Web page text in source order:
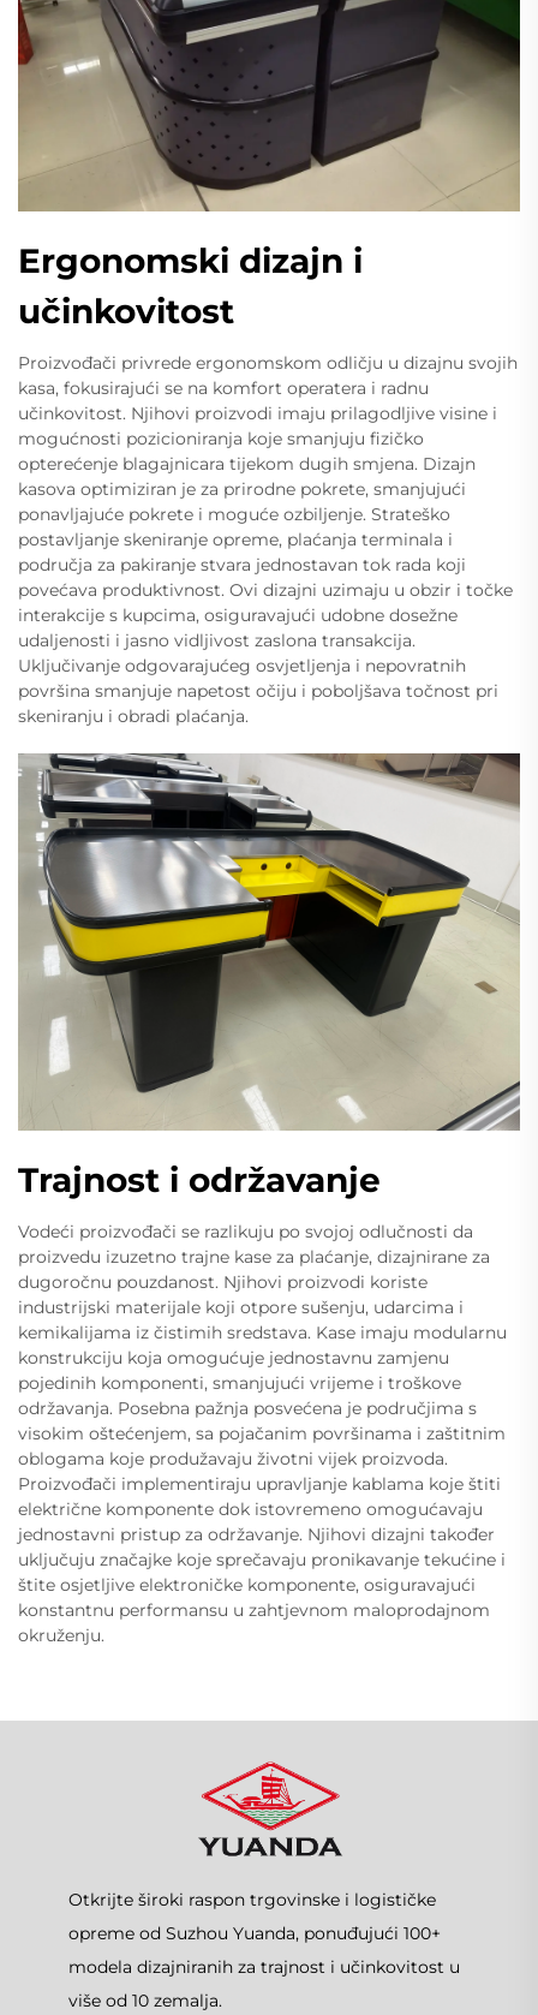
Ergonomski dizajn i
učinkovitost
Proizvođači privrede ergonomskom odličju u dizajnu svojih
kasa, fokusirajući se na komfort operatera i radnu
učinkovitost. Njihovi proizvodi imaju prilagodljive visine i
mogućnosti pozicioniranja koje smanjuju fizičko
opterećenje blagajnicara tijekom dugih smjena. Dizajn
kasova optimiziran je za prirodne pokrete, smanjujući
ponavljajuće pokrete i moguće ozbiljenje. Strateško
postavljanje skeniranje opreme, plaćanja terminala i
područja za pakiranje stvara jednostavan tok rada koji
povećava produktivnost. Ovi dizajni uzimaju u obzir i točke
interakcije s kupcima, osiguravajući udobne dosežne
udaljenosti i jasno vidljivost zaslona transakcija.
Uključivanje odgovarajućeg osvjetljenja i nepovratnih
površina smanjuje napetost očiju i poboljšava točnost pri
skeniranju i obradi plaćanja.
Trajnost i održavanje
Vodeći proizvođači se razlikuju po svojoj odlučnosti da
proizvedu izuzetno trajne kase za plaćanje, dizajnirane za
dugoročnu pouzdanost. Njihovi proizvodi koriste
industrijski materijale koji otpore sušenju, udarcima i
kemikalijama iz čistimih sredstava. Kase imaju modularnu
konstrukciju koja omogućuje jednostavnu zamjenu
pojedinih komponenti, smanjujući vrijeme i troškove
održavanja. Posebna pažnja posvećena je područjima s
visokim oštećenjem, sa pojačanim površinama i zaštitnim
oblogama koje produžavaju životni vijek proizvoda.
Proizvođači implementiraju upravljanje kablama koje štiti
električne komponente dok istovremeno omogućavaju
jednostavni pristup za održavanje. Njihovi dizajni također
uključuju značajke koje sprečavaju pronikavanje tekućine i
štite osjetljive elektroničke komponente, osiguravajući
konstantnu performansu u zahtjevnom maloprodajnom
okruženju.
Otkrijte široki raspon trgovinske i logističke
opreme od Suzhou Yuanda, ponuđujući 100+
modela dizajniranih za trajnost i učinkovitost u
više od 10 zemalja.